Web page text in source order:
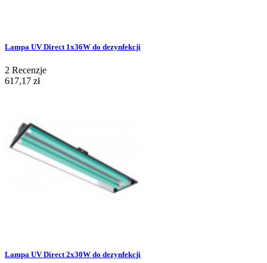
Lampa UV Direct 1x36W do dezynfekcji
2 Recenzje
617,17 zł
Lampa UV Direct 2x30W do dezynfekcji